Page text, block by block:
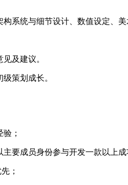
系统与细节设计、数值设定、
及建议。
策划成长。
；
要成员身份参与开发一款以上成
；